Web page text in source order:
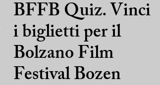
BFFB Quiz. Vinci
i biglietti per il
Bolzano Film
Festival Bozen